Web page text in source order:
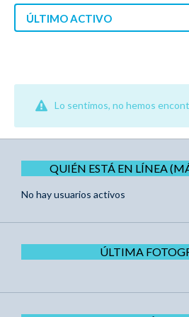
ÚLTIMO ACTIVO
Lo sentimos, no hemos
QUIÉN ESTÁ EN LÍNEA
No hay usuarios activos
ÚLTIMA